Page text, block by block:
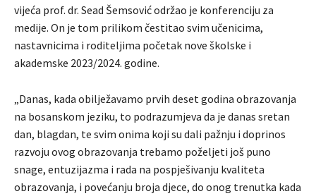
vijeća prof. dr. Sead Šemsović održao je konferenciju za
medije. On je tom prilikom čestitao svim učenicima,
nastavnicima i roditeljima početak nove školske i
akademske 2023/2024. godine.
„Danas, kada obilježavamo prvih deset godina obrazovanja
na bosanskom jeziku, to podrazumjeva da je danas sretan
dan, blagdan, te svim onima koji su dali pažnju i doprinos
razvoju ovog obrazovanja trebamo poželjeti još puno
snage, entuzijazma i rada na pospješivanju kvaliteta
obrazovanja, i povećanju broja djece, do onog trenutka kada